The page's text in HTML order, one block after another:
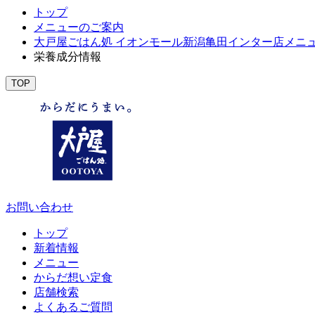
トップ
メニューのご案内
大戸屋ごはん処 イオンモール新潟亀田インター店メニ
栄養成分情報
TOP
お問い合わせ
トップ
新着情報
メニュー
からだ想い定食
店舗検索
よくあるご質問